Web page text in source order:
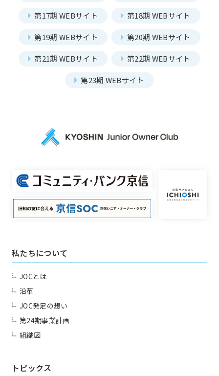
第17期 WEBサイト 第18期 WEBサイト
第19期 WEBサイト 第20期 WEBサイト
第21期 WEBサイト 第22期 WEBサイト
第23期 WEBサイト
私たちについて
JOCとは
沿革
JOC発足の想い
第24期事業計画
組織図
トピックス